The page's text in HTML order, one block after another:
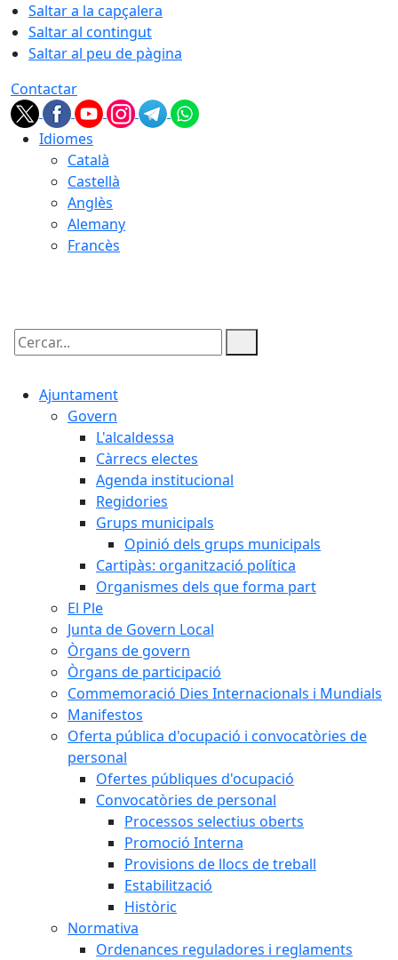
Saltar a la capçalera
Saltar al contingut
Saltar al peu de pàgina
Contactar
Idiomes
Català
Castellà
Anglès
Alemany
Francès
Cercar:
Ajuntament
Govern
L'alcaldessa
Càrrecs electes
Agenda institucional
Regidories
Grups municipals
Opinió dels grups municipals
Cartipàs: organització política
Organismes dels que forma part
El Ple
Junta de Govern Local
Òrgans de govern
Òrgans de participació
Commemoració Dies Internacionals i Mundials
Manifestos
Oferta pública d'ocupació i convocatòries de
personal
Ofertes públiques d'ocupació
Convocatòries de personal
Processos selectius oberts
Promoció Interna
Provisions de llocs de treball
Estabilització
Històric
Normativa
Ordenances reguladores i reglaments